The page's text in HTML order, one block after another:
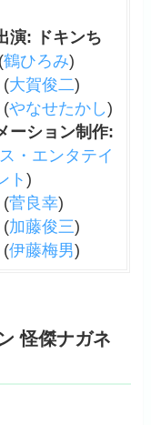
演: ドキンち
鶴ひろみ)
(大賀俊二)
(やなせたかし)
ーション制作:
・エンタテイ
ト )
(菅良幸)
(加藤俊三)
(伊藤梅男)
怪傑ナガネ